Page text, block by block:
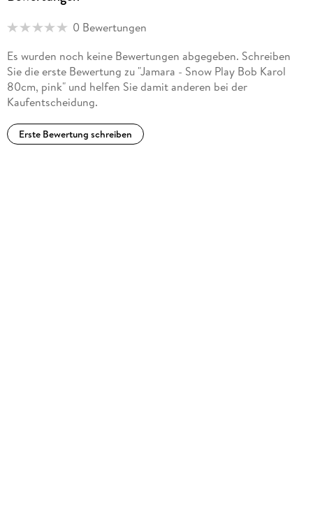
0 Bewertungen
Es wurden noch keine Bewertungen abgegeben. Schreiben
Sie die erste Bewertung zu "Jamara - Snow Play Bob Karol
80cm, pink" und helfen Sie damit anderen bei der
Kaufentscheidung.
Erste Bewertung schreiben